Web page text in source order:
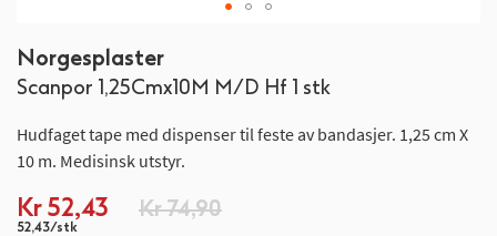
Norgesplaster
Scanpor 1,25Cmx10M M/D Hf 1 stk
Hudfaget tape med dispenser til feste av bandasjer. 1,25 cm X
10 m. Medisinsk utstyr.
Spesialpris
Kr 52,43 Kr 74,90
52,43/stk
til
begynnelsen
bildegalleri